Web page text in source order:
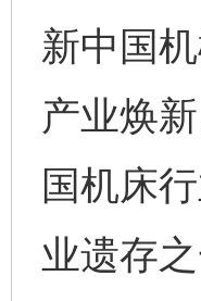
新中国
产业焕
国机床
业遗存